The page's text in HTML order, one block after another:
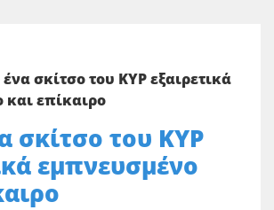
σκίτσο του ΚΥΡ εξαιρετικά
επίκαιρο
σκίτσο του ΚΥΡ
εμπνευσμένο